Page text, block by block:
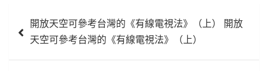
章
開放天空可參考台灣的《有線電視法》（上） 開放
天空可參考台灣的《有線電視法》（上）